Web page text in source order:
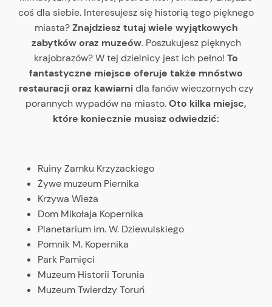
coś dla siebie. Interesujesz się historią tego pięknego
miasta?Znajdziesz tutaj wiele wyjątkowych
zabytków oraz muzeów. Poszukujesz pięknych
krajobrazów? W tej dzielnicy jest ich pełno! To
fantastyczne miejsce oferuje także mnóstwo
restauracji oraz kawiarnidla fanów wieczornych czy
porannych wypadów na miasto.Oto kilka miejsc,
które koniecznie musisz odwiedzić:
Ruiny Zamku Krzyżackiego
Żywe muzeum Piernika
Krzywa Wieża
Dom Mikołaja Kopernika
Planetarium im. W. Dziewulskiego
Pomnik M. Kopernika
Park Pamięci
Muzeum Historii Torunia
Muzeum Twierdzy Toruń